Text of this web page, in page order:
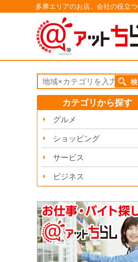
多摩エリアのお店、会社の役立つ
カテゴリから探す
グルメ
ショッピング
サービス
ビジネス